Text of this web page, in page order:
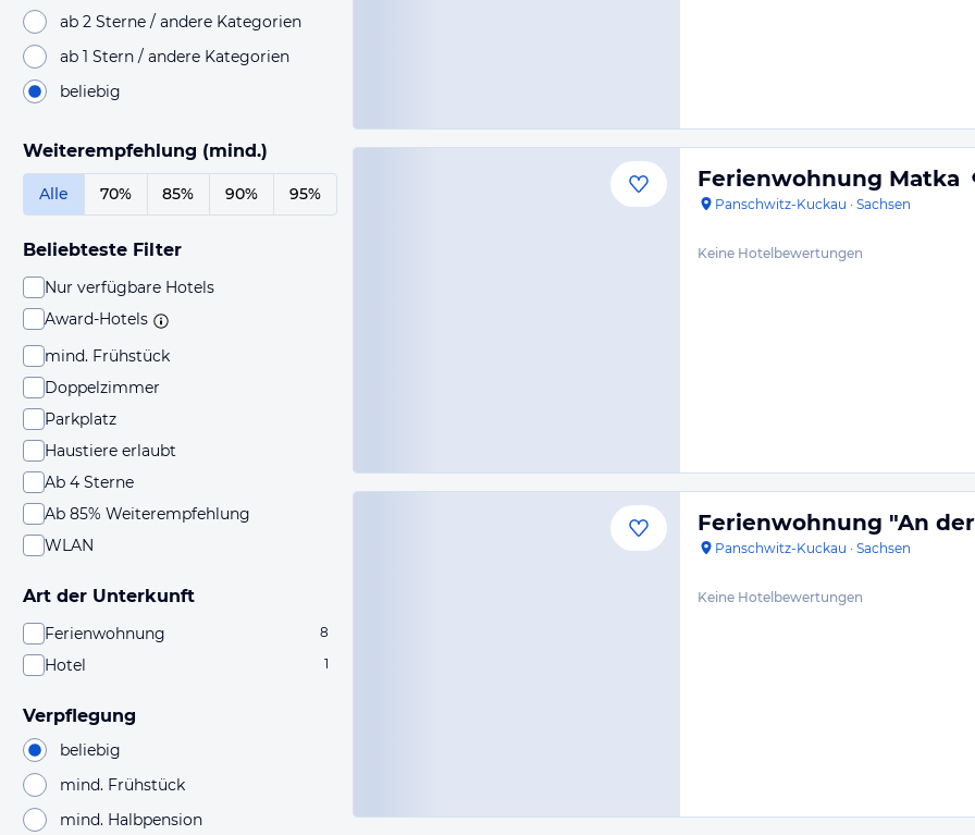
ab 2 Sterne / andere Kategorien
ab 1 Stern / andere Kategorien
beliebig
Weiterempfehlung (mind.)
Alle 70% 85% 90% 95%
Beliebteste Filter
Nur verfügbare Hotels
Award-Hotels
mind. Frühstück
Doppelzimmer
Parkplatz
Haustiere erlaubt
Ab 4 Sterne
Ab 85% Weiterempfehlung
WLAN
Art der Unterkunft
Ferienwohnung 8
Hotel 1
Verpflegung
beliebig
mind. Frühstück
mind. Halbpension
Ferienwohnung Matka
Panschwitz-Kuckau · Sachsen
Keine Hotelbewertungen
Ferienwohnung "An
Panschwitz-Kuckau · Sachsen
Keine Hotelbewertungen